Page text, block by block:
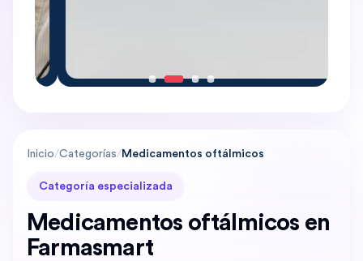
Inicio/Categorías/Medicamentos oftálmicos
Categoría especializada
Medicamentos oftálmicos en
Farmasmart